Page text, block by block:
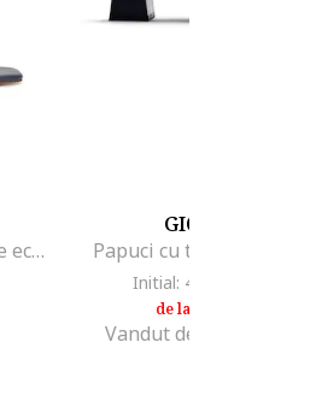
Slapi dama 13918674, Piele ecologica, Bleumarin, Bleumarin
GIOSEPPO
Papuci cu toc masiv,
Initial: 449
de la
Vandut de Fashion Days